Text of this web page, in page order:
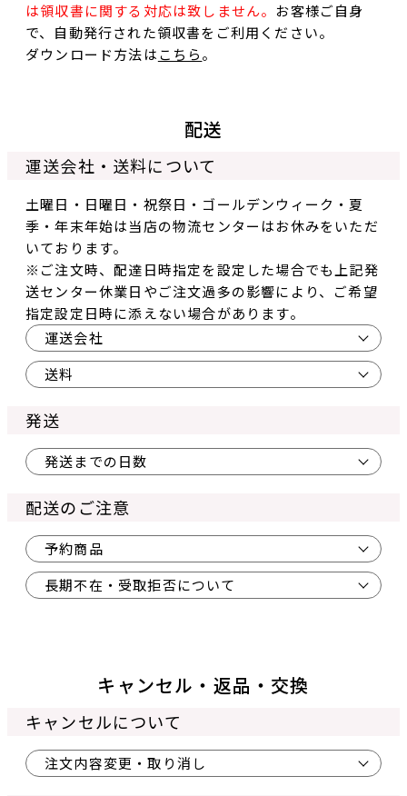
は領収書に関する対応は致しません。 お客様ご自身
で、自動発行された領収書をご利用ください。
ダウンロード方法はこちら。
配送
運送会社・送料について
土曜日・日曜日・祝祭日・ゴールデンウィーク・夏
季・年末年始は当店の物流センターはお休みをいただ
いております。
※ご注文時、配達日時指定を設定した場合でも上記発
送センター休業日やご注文過多の影響により、ご希望
指定設定日時に添えない場合があります。
運送会社
送料
発送
発送までの日数
配送のご注意
予約商品
長期不在・受取拒否について
キャンセル・返品・交換
キャンセルについて
注文内容変更・取り消し